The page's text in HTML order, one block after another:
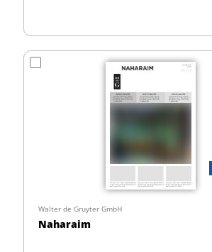
Walter de Gruyter GmbH
Naharaim